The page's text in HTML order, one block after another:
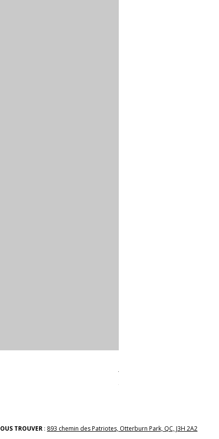
Prix
38,00 $
TROUVER : 893 chemin des Patriotes, Otterburn Park, QC, J3H 2A2